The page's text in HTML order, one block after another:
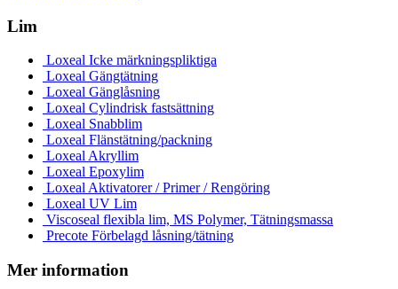
Lim
Loxeal Icke märkningspliktiga
Loxeal Gängtätning
Loxeal Gänglåsning
Loxeal Cylindrisk fastsättning
Loxeal Snabblim
Loxeal Flänstätning/packning
Loxeal Akryllim
Loxeal Epoxylim
Loxeal Aktivatorer / Primer / Rengöring
Loxeal UV Lim
Viscoseal flexibla lim, MS Polymer, Tätningsmassa
Precote Förbelagd låsning/tätning
Mer information